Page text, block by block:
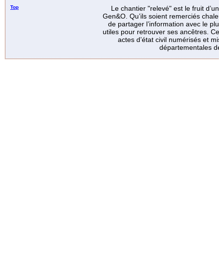
Top
Le chantier "relevé" est le fruit
Gen&O. Qu’ils soient remerciés
de partager l’information avec le
utiles pour retrouver ses ancêtres.
actes d’état civil numérisés et
départementales